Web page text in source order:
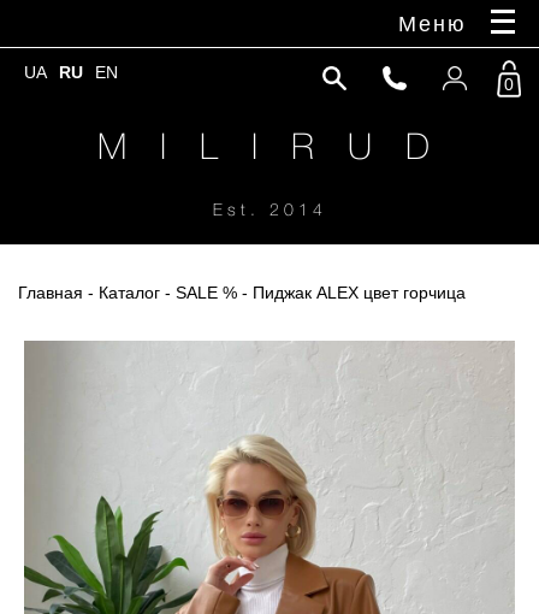
Меню
UA RU EN
M I L I R U D
Est. 2014
0
Главная - Каталог - SALE % - Пиджак ALEX цвет горчица